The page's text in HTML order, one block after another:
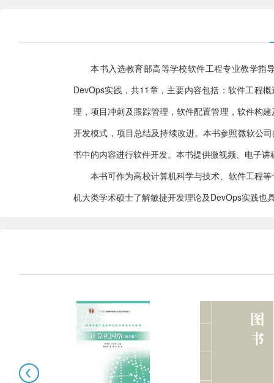
本书入选教育部高等学校软件工程专业教学指
DevOps实践，共11章，主要内容包括：软件工程
理，项目冲刺及跟踪管理，软件配置管理，软件构
开发模式，项目总结及持续改进。本书参照微软公
书中的内容进行软件开发。本书提供微视频、电子
本书可作为高校计算机科学与技术、软件工程
机大类学术硕士了解敏捷开发理论及DevOps实践也